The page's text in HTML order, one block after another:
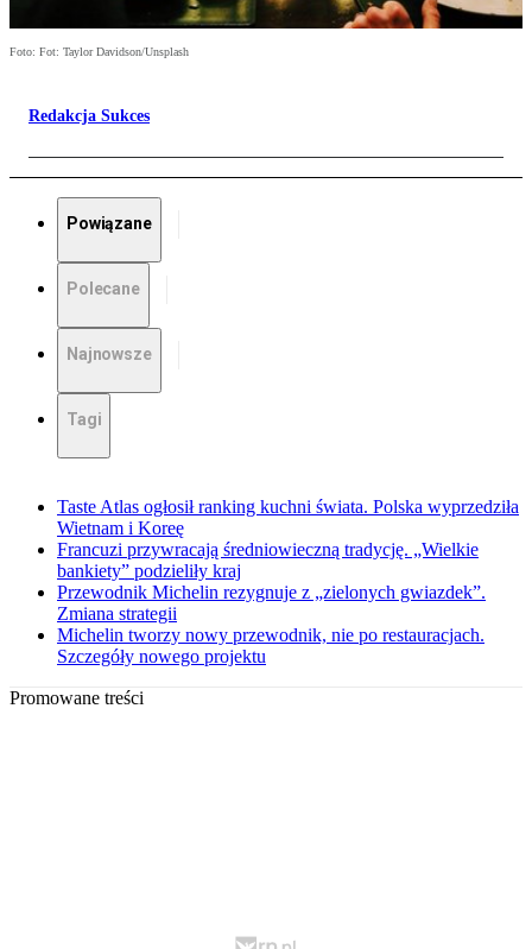
Foto: Fot: Taylor Davidson/Unsplash
Redakcja Sukces
Powiązane
Polecane
Najnowsze
Tagi
Taste Atlas ogłosił ranking kuchni świata. Polska wyprzedziła
Wietnam i Koreę
Francuzi przywracają średniowieczną tradycję. „Wielkie
bankiety” podzieliły kraj
Przewodnik Michelin rezygnuje z „zielonych gwiazdek”.
Zmiana strategii
Michelin tworzy nowy przewodnik, nie po restauracjach.
Szczegóły nowego projektu
Promowane treści